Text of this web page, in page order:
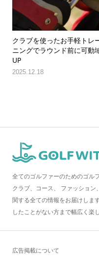
クラブを使ったお手軽トレ
ニングでラウンド前に可動
UP
2025.12.18
全てのゴルファーのためのゴル
クラブ、コース、 ファッショ
関する全ての情報をお届けしま
したことがない方まで幅広く楽
広告掲載について